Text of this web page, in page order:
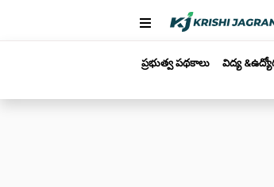
ప్రభుత్వ పథకాలు విద్య